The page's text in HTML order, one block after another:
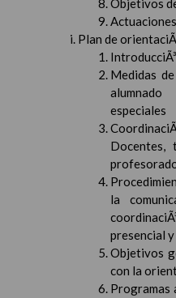
Objetivos
Plan de
Medidas
alumnado
especiales
Docentes,
la
presencial
Objetivos
con la
Programas